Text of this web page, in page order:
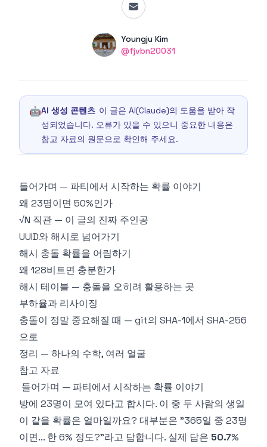
Name
Youngju Kim
Twitter
@fjvbn20031
🤖AI 생성 콘텐츠 이 글은 AI(Claude)의 도움을 받아 작
성되었습니다. 오류가 있을 수 있으니 중요한 내용은
참고 자료의 원문으로 확인해 주세요.
들어가며 — 파티에서 시작하는 확률 이야기
왜 23명이면 50%인가
√N 직관 — 이 글의 진짜 주인공
UUID와 해시로 넘어가기
해시 충돌 확률을 어림하기
왜 128비트면 충분한가
해시 테이블 — 충돌을 오히려 활용하는 곳
부하율과 리사이징
충돌이 정말 중요해질 때 — git의 SHA-1에서 SHA-256
으로
정리 — 하나의 수학, 여러 얼굴
참고 자료
들어가며 — 파티에서 시작하는 확률 이야기
방에 23명이 모여 있다고 합시다. 이 중 두 사람의 생일
이 같을 확률은 얼마일까요? 대부분은 "365일 중 23명
이면... 한 6% 정도?"라고 답합니다. 실제 답은 50.7%